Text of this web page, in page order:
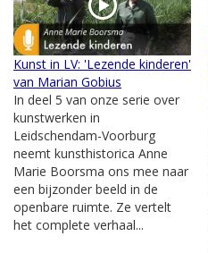
Kunst in LV: 'Lezende kinderen'
van Marian Gobius
In deel 5 van onze serie over
kunstwerken in
Leidschendam-Voorburg
neemt kunsthistorica Anne
Marie Boorsma ons mee naar
een bijzonder beeld in de
openbare ruimte. Ze vertelt
het complete verhaal...